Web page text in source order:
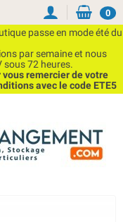
passe en mode été du
par semaine et nous
sous 72 heures.
remercier de votre
avec le code ETE5
0